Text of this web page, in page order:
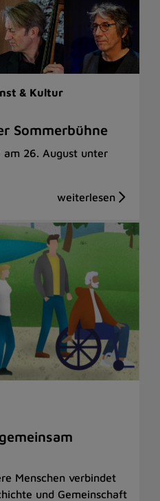
& Kultur
Sommerbühne
am 26. August unter
Menschen verbindet
und Gemeinschaft